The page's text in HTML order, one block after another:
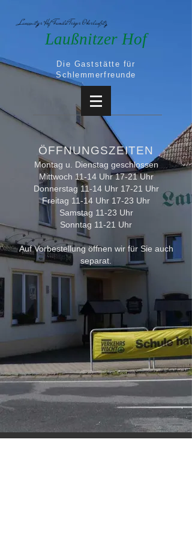
Laussnitzer Hof Familie Tröger Oberlaußitz
Laußnitzer Hof
Die Gaststätte für
Schlemmerfreunde
ÖFFNUNGSZEITEN
Montag u. Dienstag geschlossen
Mittwoch 11-14 Uhr 17-21 Uhr
Donnerstag 11-14 Uhr 17-21 Uhr
Freitag 11-14 Uhr 17-23 Uhr
Samstag 11-23 Uhr
Sonntag 11-21 Uhr
Auf Vorbestellung öffnen wir für Sie auch
separat.